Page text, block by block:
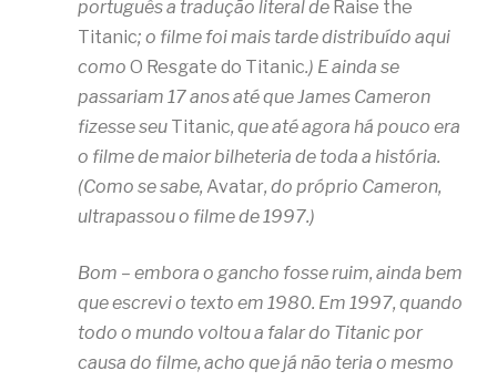
português a tradução literal de Raise the
Titanic; o filme foi mais tarde distribuído aqui
como O Resgate do Titanic.) E ainda se
passariam 17 anos até que James Cameron
fizesse seu Titanic, que até agora há pouco era
o filme de maior bilheteria de toda a história.
(Como se sabe, Avatar, do próprio Cameron,
ultrapassou o filme de 1997.)
Bom – embora o gancho fosse ruim, ainda bem
que escrevi o texto em 1980. Em 1997, quando
todo o mundo voltou a falar do Titanic por
causa do filme, acho que já não teria o mesmo